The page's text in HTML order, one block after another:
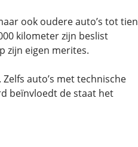
ook oudere auto’s tot tien
kilometer zijn beslist
zijn eigen merites.
auto’s met technische
beïnvloedt de staat het